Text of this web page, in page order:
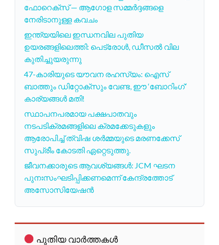
ഫോറെക്സ് — ആഗോള സമ്മര്‍ദ്ദങ്ങളെ
നേരിടാനുള്ള കവചം
ഇന്ത്യയിലെ ഇന്ധനവില പുതിയ
ഉയരങ്ങളിലെത്തി: പെട്രോൾ, ഡീസൽ വില
കുതിച്ചുയരുന്നു
47-കാരിയുടെ യൗവന രഹസ്യം: ഐസ്
ബാത്തും ഡിറ്റോക്സും വേണ്ട, ഈ ‘ബോറിംഗ്’
കാര്യങ്ങൾ മതി!
സ്ഥാപനപരമായ പക്ഷപാതവും
നടപടിക്രമങ്ങളിലെ ക്രമക്കേടുകളും
ആരോപിച്ച് ത്വിഷ ശർമ്മയുടെ മരണക്കേസ്
സുപ്രീം കോടതി ഏറ്റെടുത്തു.
ജീവനക്കാരുടെ ആവശ്യങ്ങൾ: JCM ഘടന
പുനഃസംഘടിപ്പിക്കണമെന്ന് കേന്ദ്രത്തോട്
അസോസിയേഷൻ
പുതിയ വാർത്തകൾ